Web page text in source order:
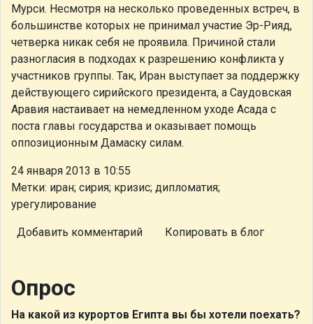
Мурси. Несмотря на несколько проведенных встреч, в
большинстве которых не принимал участие Эр-Рияд,
четверка никак себя не проявила. Причиной стали
разногласия в подходах к разрешению конфликта у
участников группы. Так, Иран выступает за поддержку
действующего сирийского президента, а Саудовская
Аравия настаивает на немедленном уходе Асада с
поста главы государства и оказывает помощь
оппозиционным Дамаску силам.
24 января 2013 в 10:55
Метки: иран; сирия; кризис; дипломатия;
урегулирование
Добавить комментарий Копировать в блог
Опрос
На какой из курортов Египта вы бы хотели поехать?